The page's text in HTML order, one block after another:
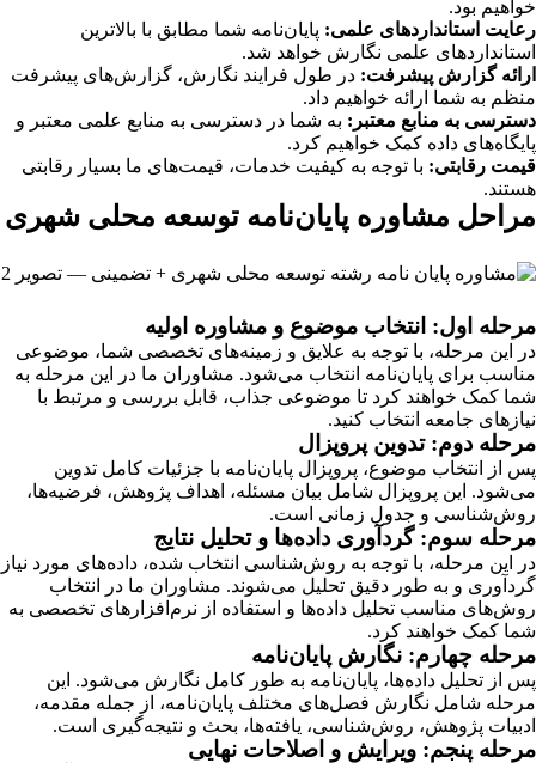
خواهیم بود.
رعایت استانداردهای علمی: پایان‌نامه شما مطابق با بالاترین
استانداردهای علمی نگارش خواهد شد.
ارائه گزارش پیشرفت: در طول فرایند نگارش، گزارش‌های پیشرفت
منظم به شما ارائه خواهیم داد.
دسترسی به منابع معتبر: به شما در دسترسی به منابع علمی معتبر و
پایگاه‌های داده کمک خواهیم کرد.
قیمت رقابتی: با توجه به کیفیت خدمات، قیمت‌های ما بسیار رقابتی
هستند.
مراحل مشاوره پایان‌نامه توسعه محلی شهری
مرحله اول: انتخاب موضوع و مشاوره اولیه
در این مرحله، با توجه به علایق و زمینه‌های تخصصی شما، موضوعی
مناسب برای پایان‌نامه انتخاب می‌شود. مشاوران ما در این مرحله به
شما کمک خواهند کرد تا موضوعی جذاب، قابل بررسی و مرتبط با
نیازهای جامعه انتخاب کنید.
مرحله دوم: تدوین پروپزال
پس از انتخاب موضوع، پروپزال پایان‌نامه با جزئیات کامل تدوین
می‌شود. این پروپزال شامل بیان مسئله، اهداف پژوهش، فرضیه‌ها،
روش‌شناسی و جدول زمانی است.
مرحله سوم: گردآوری داده‌ها و تحلیل نتایج
در این مرحله، با توجه به روش‌شناسی انتخاب شده، داده‌های مورد نیاز
گردآوری و به طور دقیق تحلیل می‌شوند. مشاوران ما در انتخاب
روش‌های مناسب تحلیل داده‌ها و استفاده از نرم‌افزارهای تخصصی به
شما کمک خواهند کرد.
مرحله چهارم: نگارش پایان‌نامه
پس از تحلیل داده‌ها، پایان‌نامه به طور کامل نگارش می‌شود. این
مرحله شامل نگارش فصل‌های مختلف پایان‌نامه، از جمله مقدمه،
ادبیات پژوهش، روش‌شناسی، یافته‌ها، بحث و نتیجه‌گیری است.
مرحله پنجم: ویرایش و اصلاحات نهایی